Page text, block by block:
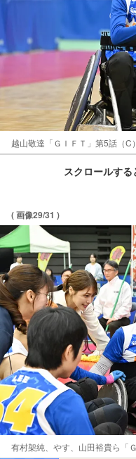
越山敬達「ＧＩＦＴ」第5話（C
スクロールす
( 画像29/31 )
有村架純、やす、山田裕貴ら「